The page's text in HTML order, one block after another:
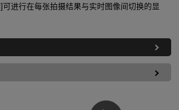
]可进行在每张拍摄结果与实时图像间切换的显